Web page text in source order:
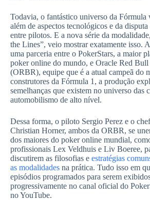
Todavia, o fantástico universo da Fórmula
além de aspectos tecnológicos e da disputa
entre pilotos. E a nova série da
the Lines”, veio mostrar exatamente isso.
uma parceria entre o PokerStars, a maior
poker online do mundo, e Oracle Red
(ORBR), equipe que é a atual campeã do
construtores da Fórmula 1, a produção
semelhanças que existem no universo das
automobilismo de alto nível.
Dessa forma, o piloto Sergio Perez e o
Christian Horner, ambos da ORBR, se
dos maiores do poker online mundial,
profissionais Lex Veldhuis e Liv Boeree,
discutirem as filosofias e estratégias
as modalidades na prática. Tudo isso em
episódios programados para serem
progressivamente no canal oficial do
no YouTube.